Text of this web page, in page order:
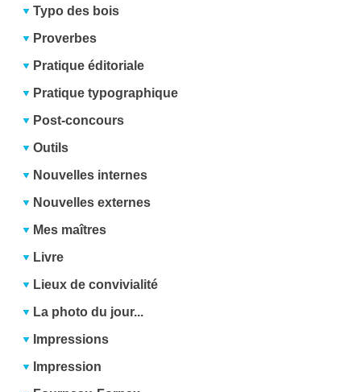
Typo des bois
Proverbes
Pratique éditoriale
Pratique typographique
Post-concours
Outils
Nouvelles internes
Nouvelles externes
Mes maîtres
Livre
Lieux de convivialité
La photo du jour...
Impressions
Impression